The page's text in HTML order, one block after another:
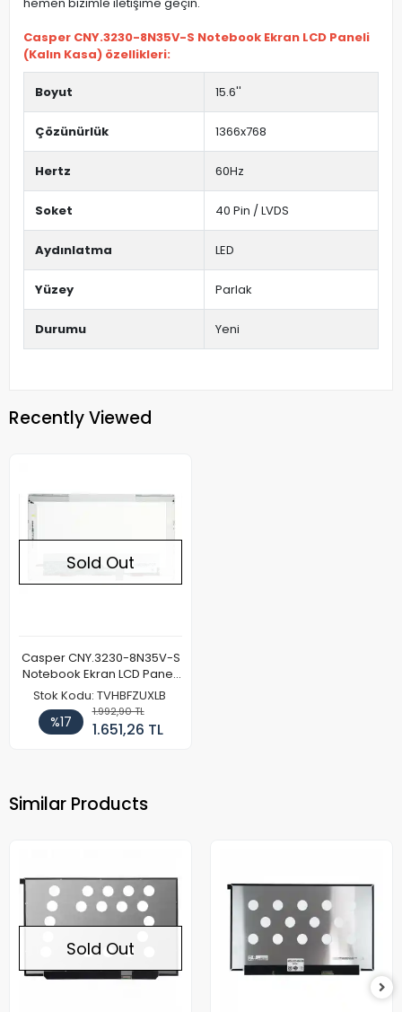
Casper CNY.3230-8N35V-S Notebook Ekran LCD Paneli
(Kalın Kasa) özellikleri:
Boyut 15.6''
Çözünürlük 1366x768
Hertz 60Hz
Soket 40 Pin / LVDS
Aydınlatma LED
Yüzey Parlak
Durumu Yeni
Recently Viewed
Sold Out
Casper CNY.3230-8N35V-S
Notebook Ekran LCD Paneli
(Kalın Kasa)
Stok Kodu: TVHBFZUXLB
%17
1.992,90 TL
1.651,26 TL
Similar Products
Sold Out